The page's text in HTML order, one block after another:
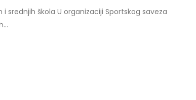
škola U organizaciji Sportskog saveza